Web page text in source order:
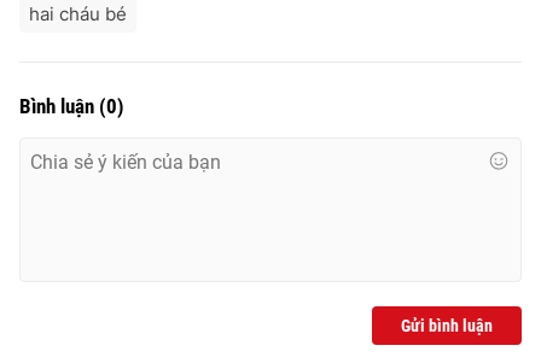
hai cháu bé
Bình luận (0)
Gửi bình luận